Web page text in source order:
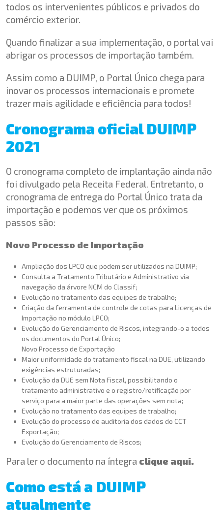
todos os intervenientes públicos e privados do
comércio exterior.
Quando finalizar a sua implementação, o portal vai
abrigar os processos de importação também.
Assim como a DUIMP, o Portal Único chega para
inovar os processos internacionais e promete
trazer mais agilidade e eficiência para todos!
Cronograma oficial DUIMP
2021
O cronograma completo de implantação ainda não
foi divulgado pela Receita Federal. Entretanto, o
cronograma de entrega do Portal Único trata da
importação e podemos ver que os próximos
passos são:
Novo Processo de Importação
Ampliação dos LPCO que podem ser utilizados na DUIMP;
Consulta a Tratamento Tributário e Administrativo via
navegação da árvore NCM do Classif;
Evolução no tratamento das equipes de trabalho;
Criação da ferramenta de controle de cotas para Licenças de
Importação no módulo LPCO;
Evolução do Gerenciamento de Riscos, integrando-o a todos
os documentos do Portal Único;
Novo Processo de Exportação
Maior uniformidade do tratamento fiscal na DUE, utilizando
exigências estruturadas;
Evolução da DUE sem Nota Fiscal, possibilitando o
tratamento administrativo e o registro/retificação por
serviço para a maior parte das operações sem nota;
Evolução no tratamento das equipes de trabalho;
Evolução do processo de auditoria dos dados do CCT
Exportação;
Evolução do Gerenciamento de Riscos;
Para ler o documento na íntegra clique aqui.
Como está a DUIMP
atualmente